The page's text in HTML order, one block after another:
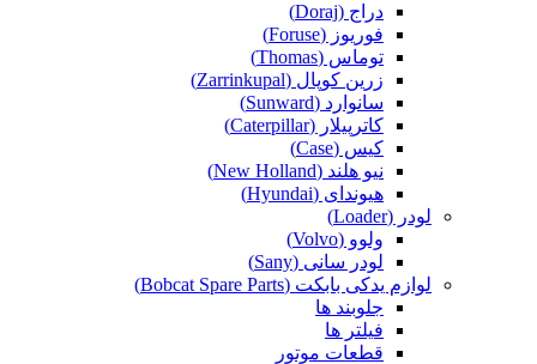
دراج (Doraj)
فوریوز (Foruse)
توماس (Thomas)
زرین کوپال (Zarrinkupal)
سانوارد (Sunward)
کاترپیلار (Caterpillar)
کیس (Case)
نیو هلند (New Holland)
هیوندای (Hyundai)
لودر (Loader)
ولوو (Volvo)
لودر سانی (Sany)
لوازم یدکی بابکت (Bobcat Spare Parts)
جلوبند ها
فیلتر ها
قطعات موتور